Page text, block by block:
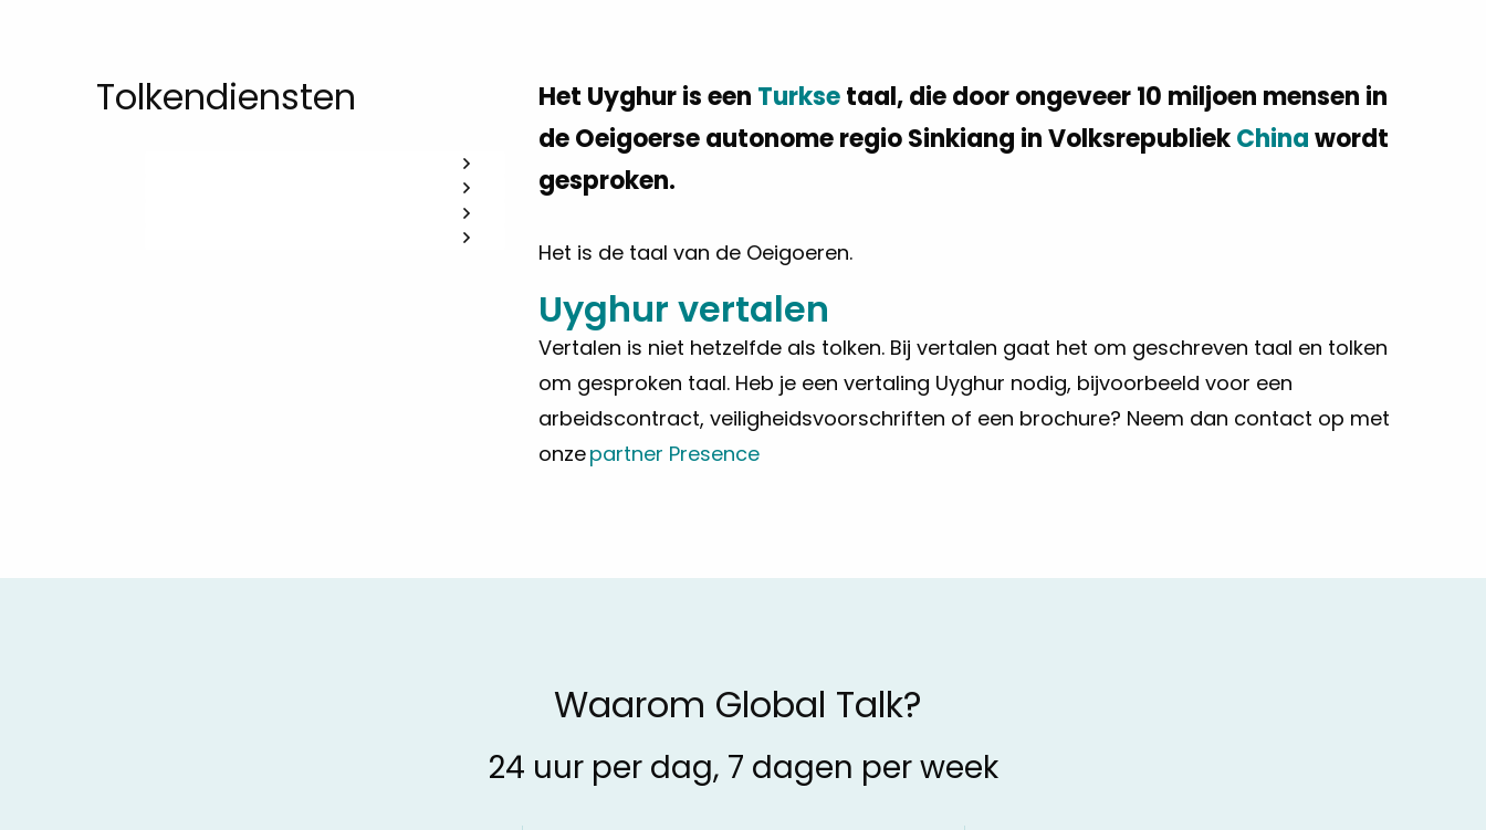
Tolkendiensten Het Uyghur is een Turksetaal, die door ongeveer 10 miljoen mensen in
de Oeigoerse autonome regio Sinkiang in VolksrepubliekChinawordt
gesproken.
Het is de taal van de Oeigoeren.
Uyghur vertalen
Vertalen is niet hetzelfde als tolken. Bij vertalen gaat het om geschreven taal en tolken
om gesproken taal. Heb je een vertaling Uyghur nodig, bijvoorbeeld voor een
arbeidscontract, veiligheidsvoorschriften of een brochure? Neem dan contact op met
onzepartner Presence
Waarom Global Talk?
24 uur per dag, 7 dagen per week